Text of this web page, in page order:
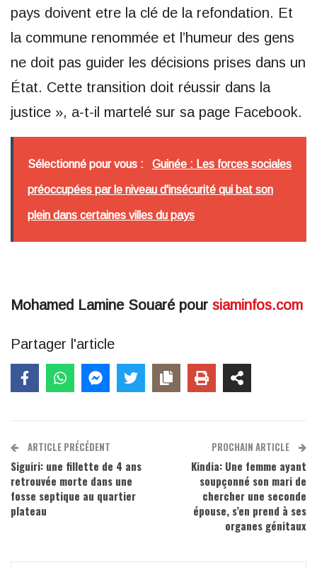
pays doivent etre la clé de la refondation. Et
la commune renommée et l’humeur des gens
ne doit pas guider les décisions prises dans un
État. Cette transition doit réussir dans la
justice », a-t-il martelé sur sa page Facebook.
Sélectionné pour vous : Guinée : Les forces sociales
préoccupées par le niveau d'insécurité qui bat son
plein dans certaines villes du pays
Mohamed Lamine Souaré pour siaminfos.com
Partager l'article
ARTICLE PRÉCÉDENT
Siguiri: une fillette de 4 ans
retrouvée morte dans une
fosse septique au quartier
plateau
PROCHAIN ARTICLE
Kindia: Une femme ayant
soupçonné son mari de
chercher une seconde
épouse, s’en prend à ses
organes génitaux